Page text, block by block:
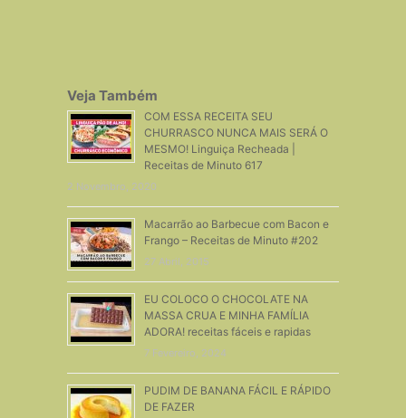
Veja Também
COM ESSA RECEITA SEU
CHURRASCO NUNCA MAIS SERÁ O
MESMO! Linguiça Recheada |
Receitas de Minuto 617
2 Novembro, 2020
Macarrão ao Barbecue com Bacon e
Frango – Receitas de Minuto #202
27 Abril, 2015
EU COLOCO O CHOCOLATE NA
MASSA CRUA E MINHA FAMÍLIA
ADORA! receitas fáceis e rapidas
7 Fevereiro, 2024
PUDIM DE BANANA FÁCIL E RÁPIDO
DE FAZER